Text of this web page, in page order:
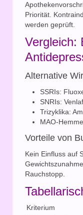
Priorität.
werden geprüft.
Vergleich:
Alternative
SSRIs:
SNRIs:
Trizyklika:
MAO-
Vorteile von
Kein Einfluss auf
Rauchstopp.
Kriterium